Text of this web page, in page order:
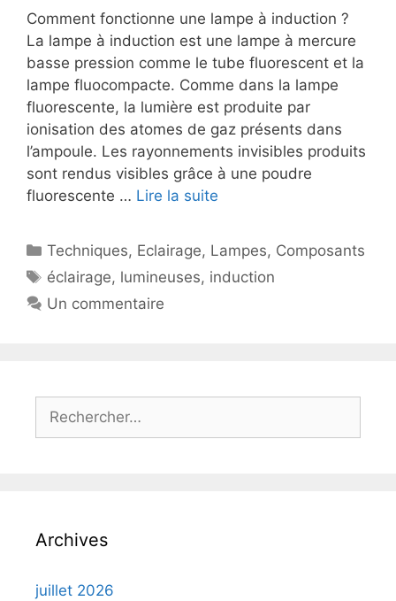
Comment fonctionne une lampe à induction ?
La lampe à induction est une lampe à mercure
basse pression comme le tube fluorescent et la
lampe fluocompacte. Comme dans la lampe
fluorescente, la lumière est produite par
ionisation des atomes de gaz présents dans
l’ampoule. Les rayonnements invisibles produits
sont rendus visibles grâce à une poudre
fluorescente … Lire la suite
Catégories
Techniques, Eclairage, Lampes, Composants
Étiquettes
éclairage, lumineuses, induction
Un commentaire
Rechercher :
Archives
juillet 2026